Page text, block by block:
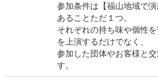
参加条件は【福山地域で
あることただ１つ。
それぞれの持ち味や個性
を上演するだけでなく、
参加した団体やお客様と
す。